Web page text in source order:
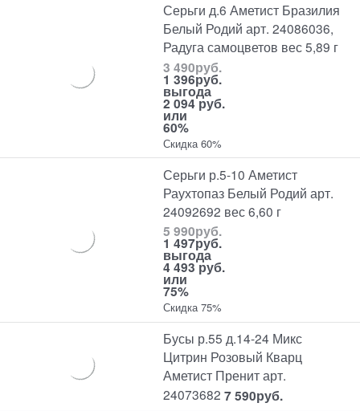
Серьги д.6 Аметист Бразилия
Белый Родий арт. 24086036,
Радуга самоцветов вес 5,89 г
3 490руб.
1 396руб.
выгода
2 094 руб.
или
60%
Скидка 60%
Серьги р.5-10 Аметист
Раухтопаз Белый Родий арт.
24092692 вес 6,60 г
5 990руб.
1 497руб.
выгода
4 493 руб.
или
75%
Скидка 75%
Бусы р.55 д.14-24 Микс
Цитрин Розовый Кварц
Аметист Пренит арт.
24073682 7 590руб.